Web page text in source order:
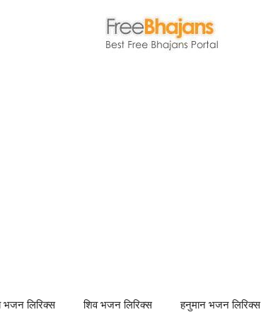
भजन लिरिक्स शिव भजन लिरिक्स हनुमान भजन लिरिक्स